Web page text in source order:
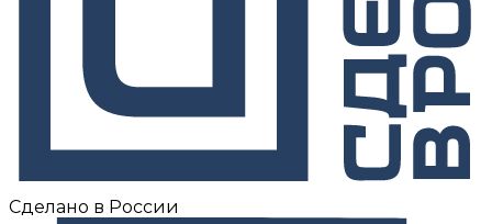
Сделано в России